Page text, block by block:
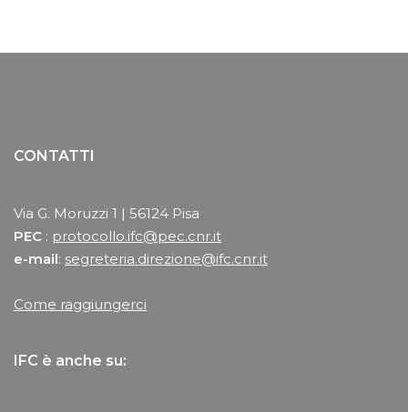
CONTATTI
Via G. Moruzzi 1 | 56124 Pisa
PEC : protocollo.ifc@pec.cnr.it
e-mail: segreteria.direzione@ifc.cnr.it
Come raggiungerci
IFC è anche su: